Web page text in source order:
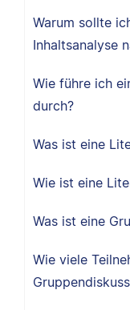
Warum sollte
Inhaltsanalyse
Wie führe ich
durch?
Was ist eine
Wie ist eine
Was ist eine
Wie viele